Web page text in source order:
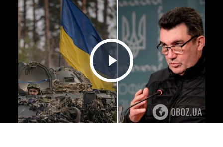
Play Video